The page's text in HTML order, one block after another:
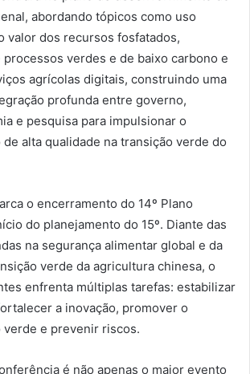
abordando tópicos como uso
valor dos recursos fosfatados,
processos verdes e de baixo carbono e
agrícolas digitais, construindo uma
profunda entre governo,
e pesquisa para impulsionar o
alta qualidade na transição verde do
o encerramento do 14º Plano
do planejamento do 15º. Diante das
na segurança alimentar global e da
verde da agricultura chinesa, o
enfrenta múltiplas tarefas: estabilizar
a inovação, promover o
e prevenir riscos.
é não apenas o maior evento